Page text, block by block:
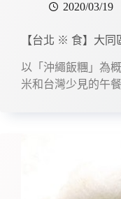
2020/03/19
【台北 ※ 食】大同
以「沖繩飯糰」為
米和台灣少見的午